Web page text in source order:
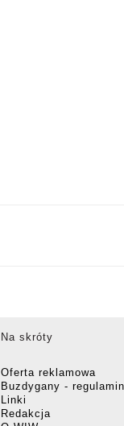
Na skróty
Oferta reklamowa
Buzdygany - regulamin
Linki
Redakcja